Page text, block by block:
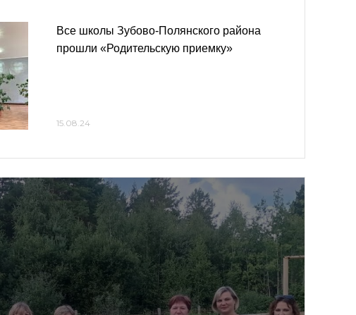
Все школы Зубово-Полянского района
прошли «Родительскую приемку»
15.08.24